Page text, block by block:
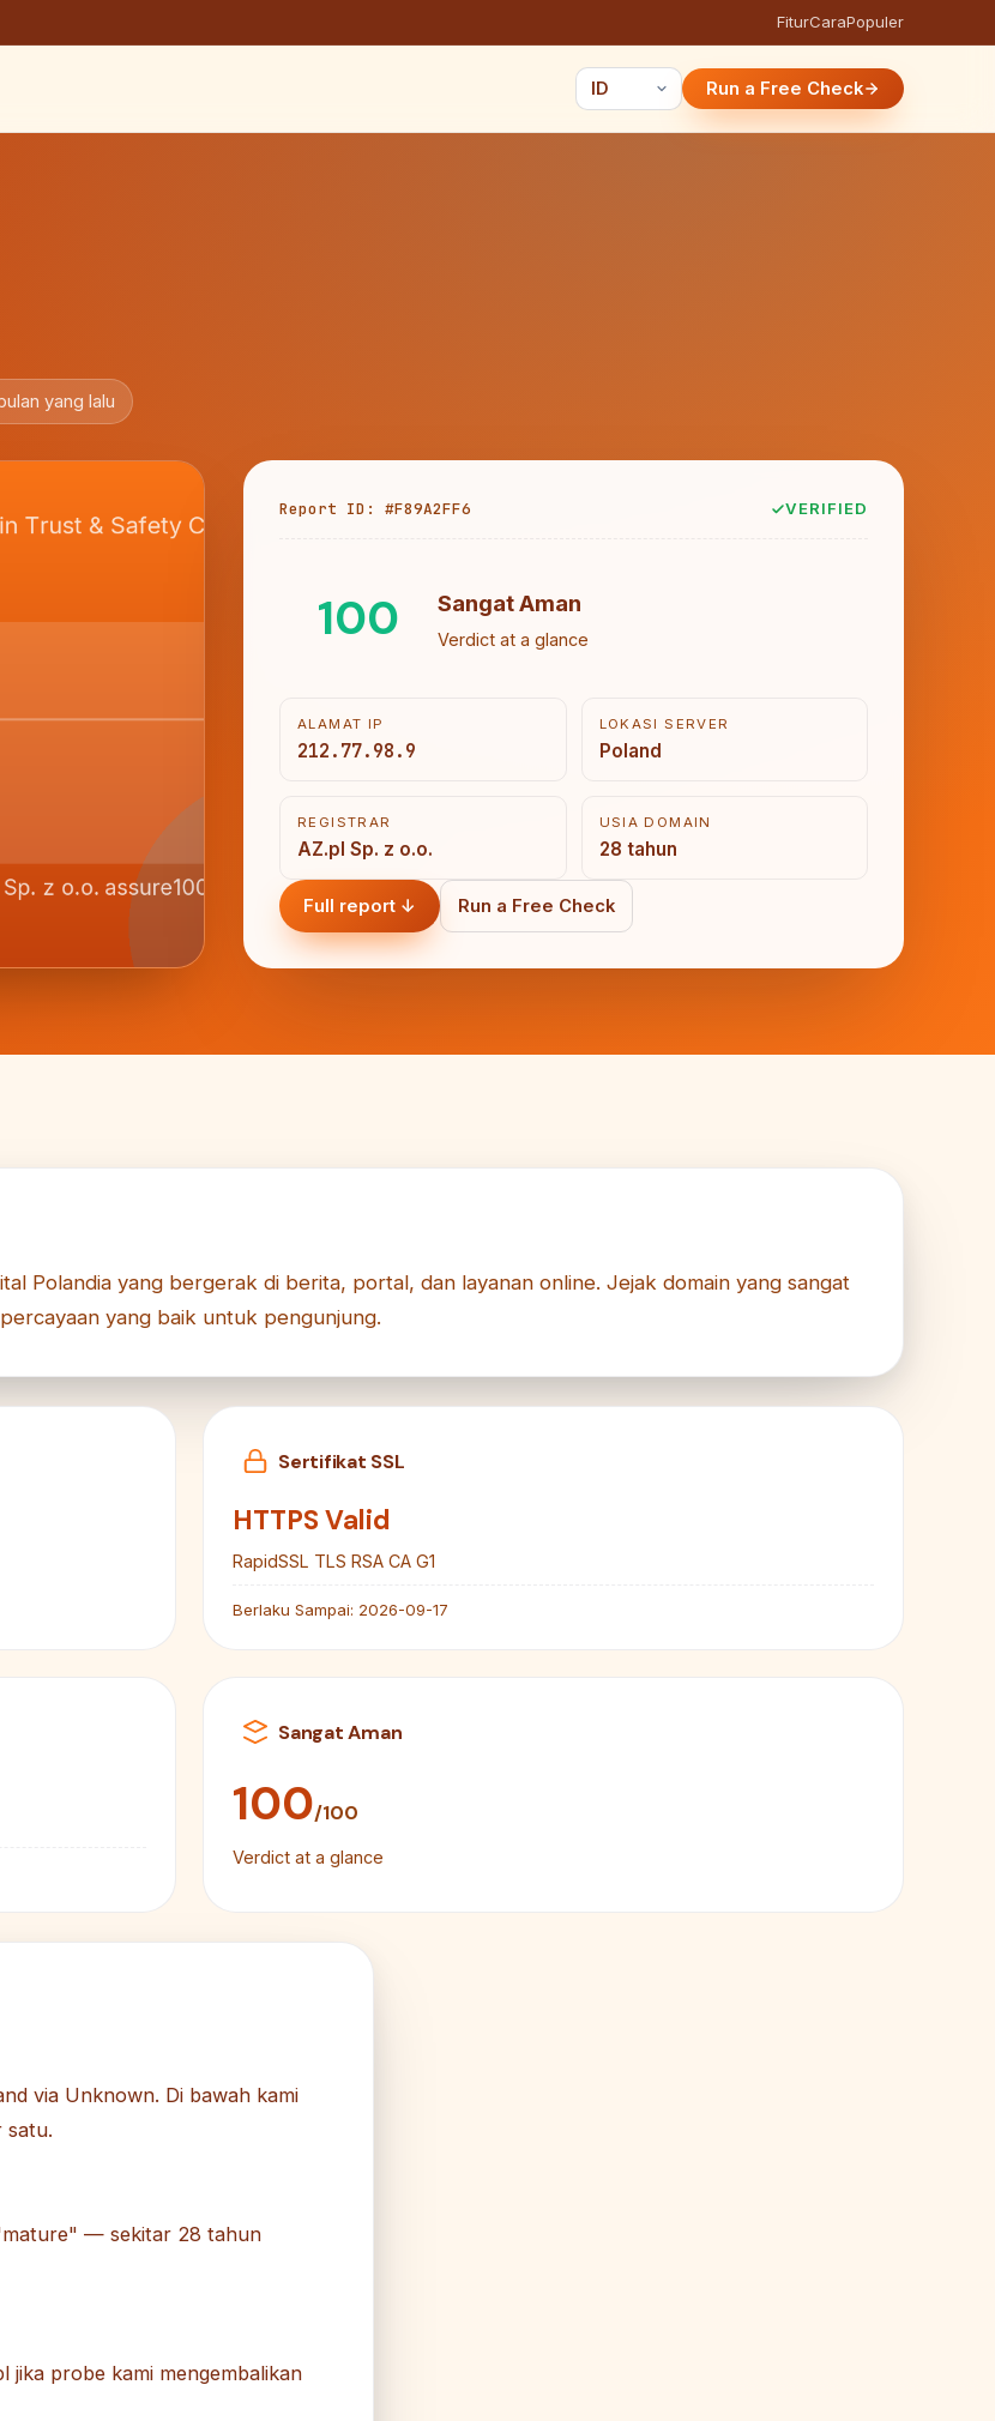
FiturCaraPopuler
Run a Free Check
yang lalu
Report ID: #F89A2FF6 VERIFIED
100 Sangat Aman
Verdict at a glance
ALAMAT IP
212.77.98.9
LOKASI SERVER
Poland
REGISTRAR
AZ.pl Sp. z o.o.
USIA DOMAIN
28 tahun
Full report ↓ Run a Free Check
Polandia yang bergerak di berita, portal, dan layanan online. Jejak domain yang sangat
yang baik untuk pengunjung.
Sertifikat SSL
HTTPS Valid
RapidSSL TLS RSA CA G1
Berlaku Sampai: 2026-09-17
Sangat Aman
100/100
Verdict at a glance
via Unknown. Di bawah kami
satu.
— sekitar 28 tahun
jika probe kami mengembalikan